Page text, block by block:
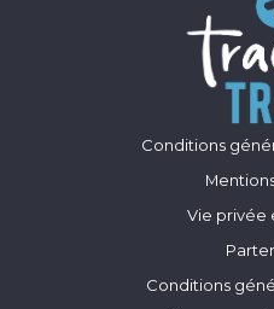
Conditions
Vie privée
Conditions